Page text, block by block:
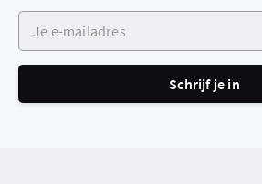
Je e-mailadres
Schrijf je in